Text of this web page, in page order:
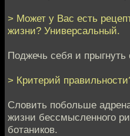
> Может у Вас есть
жизни? Универсальный.
Поджечь себя и
> Критерий
Словить побольше
жизни бессмысленного
ботаников.